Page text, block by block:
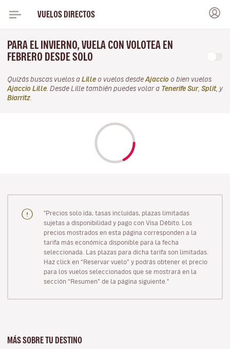
VUELOS DIRECTOS
PARA EL INVIERNO, VUELA CON VOLOTEA EN
FEBRERO DESDE SOLO
Quizás buscas vuelos a Lille o vuelos desde Ajaccio o bien vuelos
Ajaccio Lille . Desde Lille también puedes volar a Tenerife Sur, Split, y
Biarritz
"Precios solo ida, tasas incluidas, plazas limitadas
sujetas a disponibilidad y pago con Visa Débito. Los
precios mostrados en esta página corresponden a la
tarifa más económica disponible para la fecha
seleccionada. Las plazas para dicha tarifa son limitadas.
Haz click en “Reservar vuelo” y podrás obtener el precio
para los vuelos seleccionados que se mostrará en la
sección “Resumen” de la página siguiente."
MÁS SOBRE TU DESTINO